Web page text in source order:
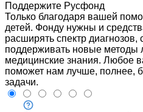
Поддержите Русфонд
Только благодаря вашей
детей. Фонду нужны и
расширять спектр
поддерживать новые методы
медицинские знания. Любое
поможет нам лучше, полнее,
задачи.